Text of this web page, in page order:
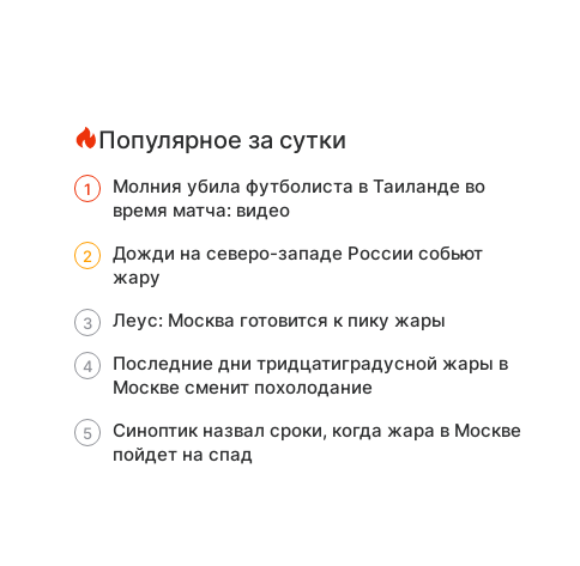
Популярное за сутки
Молния убила футболиста в Таиланде во
время матча: видео
Дожди на северо-западе России собьют
жару
Леус: Москва готовится к пику жары
Последние дни тридцатиградусной жары в
Москве сменит похолодание
Синоптик назвал сроки, когда жара в Москве
пойдет на спад